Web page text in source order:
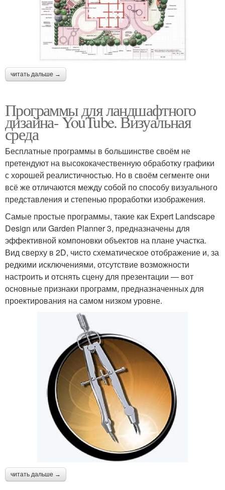
читать дальше →
Программы для ландшафтного
дизайна- YouTube. Визуальная
среда
Бесплатные программы в большинстве своём не
претендуют на высококачественную обработку графики
с хорошей реалистичностью. Но в своём сегменте они
всё же отличаются между собой по способу визуального
представления и степенью проработки изображения.
Самые простые программы, такие как Expert Landscape
Design или Garden Planner 3, предназначены для
эффективной компоновки объектов на плане участка.
Вид сверху в 2D, чисто схематическое отображение и, за
редкими исключениями, отсутствие возможности
настроить и отснять сцену для презентации — вот
основные признаки программ, предназначенных для
проектирования на самом низком уровне.
читать дальше →